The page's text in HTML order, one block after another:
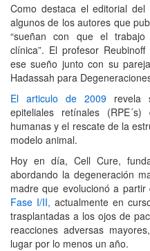
Como destaca el editorial
algunos de los autores que
“sueñan con que el
clínica”. El profesor
ese sueño junto con su
Hadassah para
El articulo de 2009 revela
epiteliales retínales
humanas y el rescate de la
modelo animal.
Hoy en día, Cell Cure,
abordando la degeneración
madre que evolucionó a
Fase I/II, actualmente en
trasplantadas a los ojos de
reacciones adversas
lugar por lo menos un año.